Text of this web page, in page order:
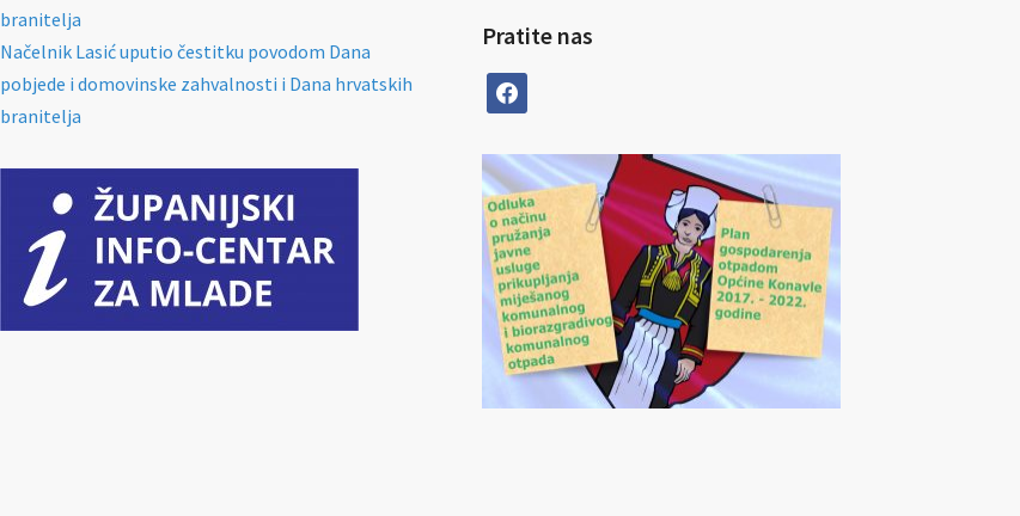
branitelja
Načelnik Lasić uputio čestitku povodom Dana
pobjede i domovinske zahvalnosti i Dana hrvatskih
branitelja
Pratite nas
facebook